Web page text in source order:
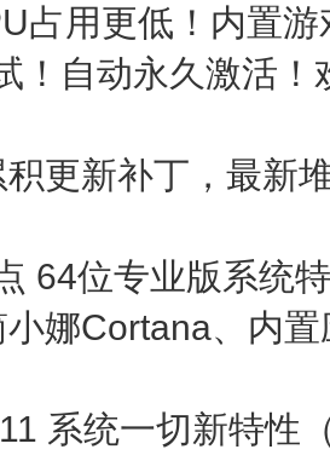
占用更低！内置
！自动永久激活！
更新补丁，最新
64位专业版系统
娜Cortana、内
系统一切新特性